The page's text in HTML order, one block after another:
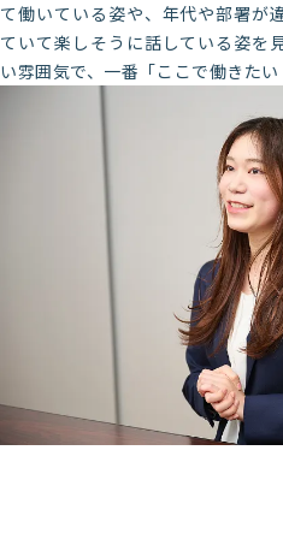
て働いている姿や、年代や部署が
ていて楽しそうに話している姿を
い雰囲気で、一番「ここで働きたい